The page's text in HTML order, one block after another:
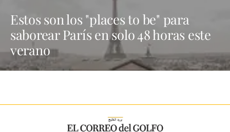
Estos son los "places to be" para
saborear París en solo 48 horas este
verano